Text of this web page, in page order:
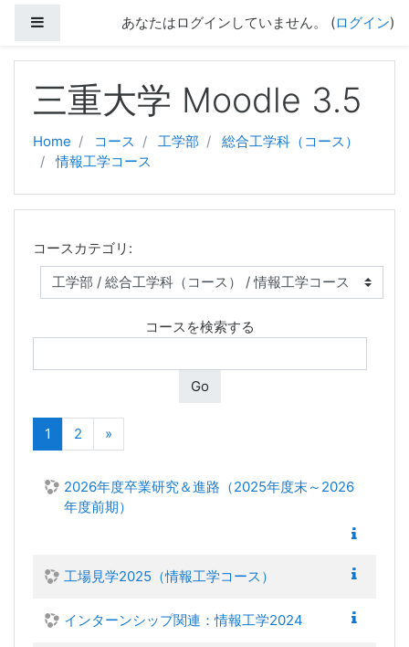
サイドパネルあなたはログインしていません。 (ログイン)
三重大学 Moodle 3.5
Home コース 工学部
総合工学科（コース）
情報工学コース
コースカテゴリ:
コースを検索する
Go
1 (現在)
2 »
2026年度卒業研究＆進路（2025年度末～2026
年度前期）
工場見学2025（情報工学コース）
インターンシップ関連：情報工学2024